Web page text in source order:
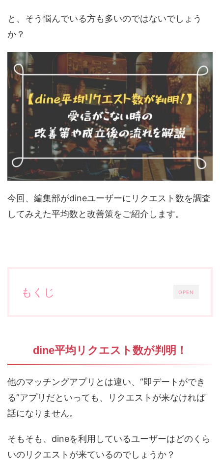
と、そう悩んでいる方も多いのではないでしょう
か？
今回、編集部がdineユーザーにリクエスト数を調査
してみえた平均数と改善策をご紹介します。
OPEN
もくじ
dine平均リクエスト数が判明！
他のマッチングアプリとは違い、“即デートができ
る”アプリだといっても、リクエストが来なければ
話になりません。
そもそも、dineを利用しているユーザーはどのくら
いのリクエストが来ているのでしょうか？